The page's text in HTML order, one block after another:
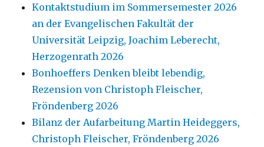
Kontaktstudium im Sommersemester 2026
an der Evangelischen Fakultät der
Universität Leipzig, Joachim Leberecht,
Herzogenrath 2026
Bonhoeffers Denken bleibt lebendig,
Rezension von Christoph Fleischer,
Fröndenberg 2026
Bilanz der Aufarbeitung Martin Heideggers,
Christoph Fleischer, Fröndenberg 2026